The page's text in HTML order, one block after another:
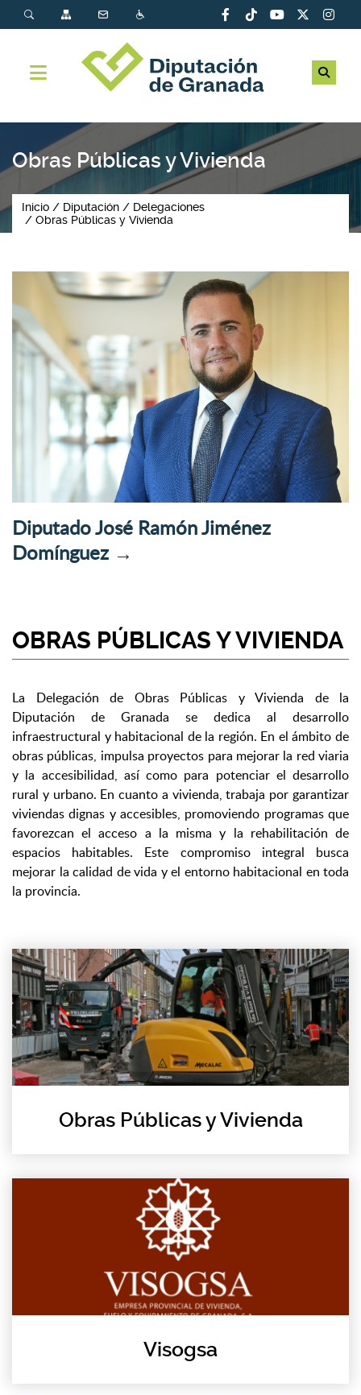
Obras Públicas y Vivienda
Inicio Diputación
Delegaciones
Obras Públicas y Vivienda
Diputado José Ramón Jiménez
Domínguez →
OBRAS PÚBLICAS Y VIVIENDA
La Delegación de Obras Públicas y Vivienda de la
Diputación de Granada se dedica al desarrollo
infraestructural y habitacional de la región. En el ámbito de
obras públicas, impulsa proyectos para mejorar la red viaria
y la accesibilidad, así como para potenciar el desarrollo
rural y urbano. En cuanto a vivienda, trabaja por garantizar
viviendas dignas y accesibles, promoviendo programas que
favorezcan el acceso a la misma y la rehabilitación de
espacios habitables. Este compromiso integral busca
mejorar la calidad de vida y el entorno habitacional en toda
la provincia.
Obras Públicas y Vivienda
Visogsa